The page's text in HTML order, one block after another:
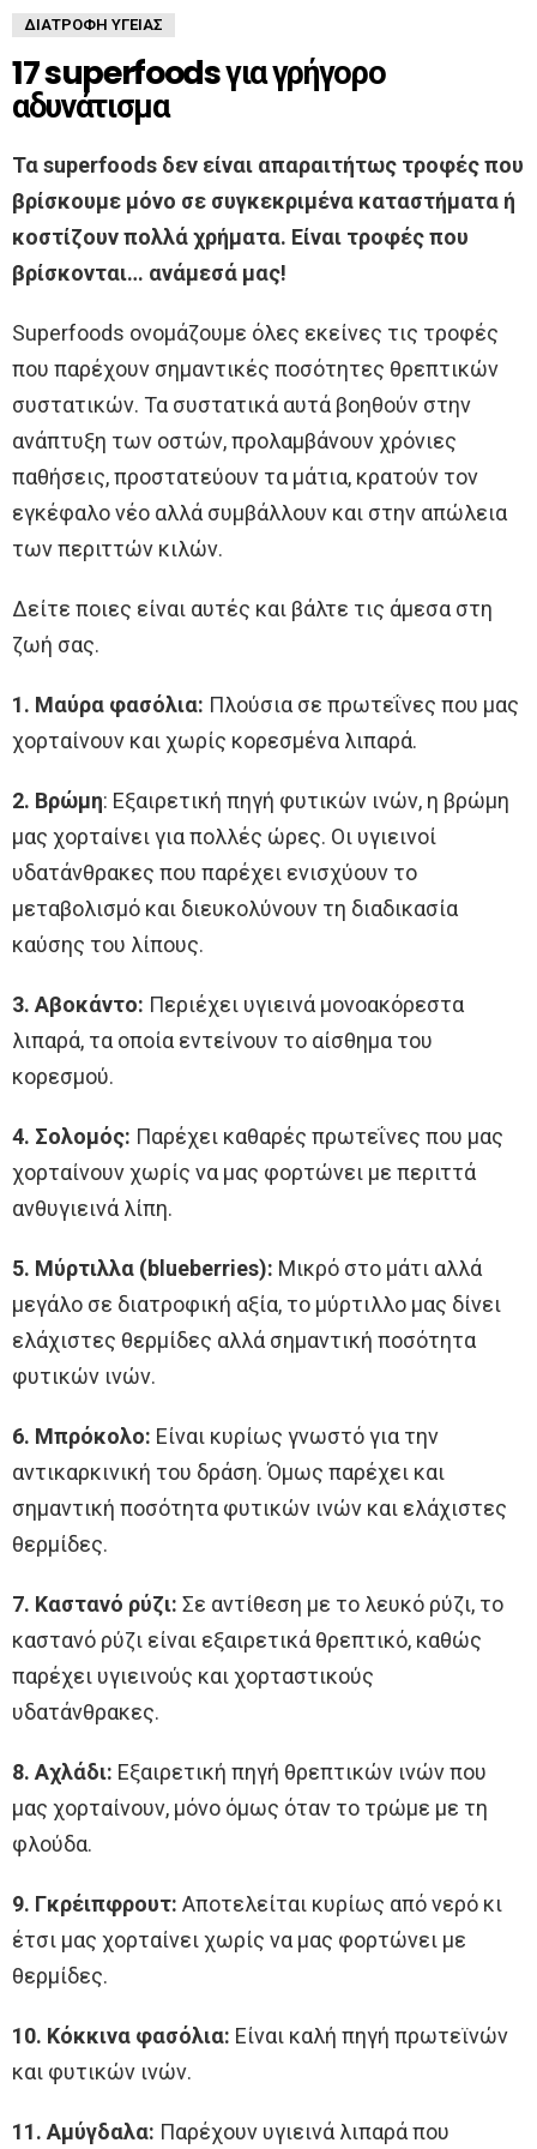
ΔΙΑΤΡΟΦΉ ΥΓΕΊΑΣ
17 superfoods για γρήγορο
αδυνάτισμα
Τα superfoods δεν είναι απαραιτήτως τροφές που
βρίσκουμε μόνο σε συγκεκριμένα καταστήματα ή
κοστίζουν πολλά χρήματα. Είναι τροφές που
βρίσκονται… ανάμεσά μας!
Superfoods ονομάζουμε όλες εκείνες τις τροφές
που παρέχουν σημαντικές ποσότητες θρεπτικών
συστατικών. Τα συστατικά αυτά βοηθούν στην
ανάπτυξη των οστών, προλαμβάνουν χρόνιες
παθήσεις, προστατεύουν τα μάτια, κρατούν τον
εγκέφαλο νέο αλλά συμβάλλουν και στην απώλεια
των περιττών κιλών.
Δείτε ποιες είναι αυτές και βάλτε τις άμεσα στη
ζωή σας.
1. Μαύρα φασόλια: Πλούσια σε πρωτεΐνες που μας
χορταίνουν και χωρίς κορεσμένα λιπαρά.
2. Βρώμη: Εξαιρετική πηγή φυτικών ινών, η βρώμη
μας χορταίνει για πολλές ώρες. Οι υγιεινοί
υδατάνθρακες που παρέχει ενισχύουν το
μεταβολισμό και διευκολύνουν τη διαδικασία
καύσης του λίπους.
3. Αβοκάντο: Περιέχει υγιεινά μονοακόρεστα
λιπαρά, τα οποία εντείνουν το αίσθημα του
κορεσμού.
4. Σολομός: Παρέχει καθαρές πρωτεΐνες που μας
χορταίνουν χωρίς να μας φορτώνει με περιττά
ανθυγιεινά λίπη.
5. Μύρτιλλα (blueberries): Μικρό στο μάτι αλλά
μεγάλο σε διατροφική αξία, το μύρτιλλο μας δίνει
ελάχιστες θερμίδες αλλά σημαντική ποσότητα
φυτικών ινών.
6. Μπρόκολο: Είναι κυρίως γνωστό για την
αντικαρκινική του δράση. Όμως παρέχει και
σημαντική ποσότητα φυτικών ινών και ελάχιστες
θερμίδες.
7. Καστανό ρύζι: Σε αντίθεση με το λευκό ρύζι, το
καστανό ρύζι είναι εξαιρετικά θρεπτικό, καθώς
παρέχει υγιεινούς και χορταστικούς
υδατάνθρακες.
8. Αχλάδι: Εξαιρετική πηγή θρεπτικών ινών που
μας χορταίνουν, μόνο όμως όταν το τρώμε με τη
φλούδα.
9. Γκρέιπφρουτ: Αποτελείται κυρίως από νερό κι
έτσι μας χορταίνει χωρίς να μας φορτώνει με
θερμίδες.
10. Κόκκινα φασόλια: Είναι καλή πηγή πρωτεϊνών
και φυτικών ινών.
11. Αμύγδαλα: Παρέχουν υγιεινά λιπαρά που